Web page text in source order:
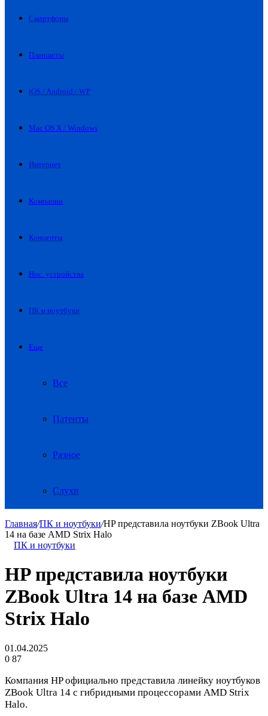
Смартфоны
Планшеты
iOS / Android / WP
Mac OS X / Windows
Интернет
Компании
Концепты
Нос. устройства
ПК и ноутбуки
Еще
Все
Патенты
Разное
Слухи
Главная/ПК и ноутбуки/HP представила ноутбуки ZBook Ultra
14 на базе AMD Strix Halo
ПК и ноутбуки
HP представила ноутбуки
ZBook Ultra 14 на базе AMD
Strix Halo
01.04.2025
0 87
Компания HP официально представила линейку ноутбуков
ZBook Ultra 14 с гибридными процессорами AMD Strix
Halo.